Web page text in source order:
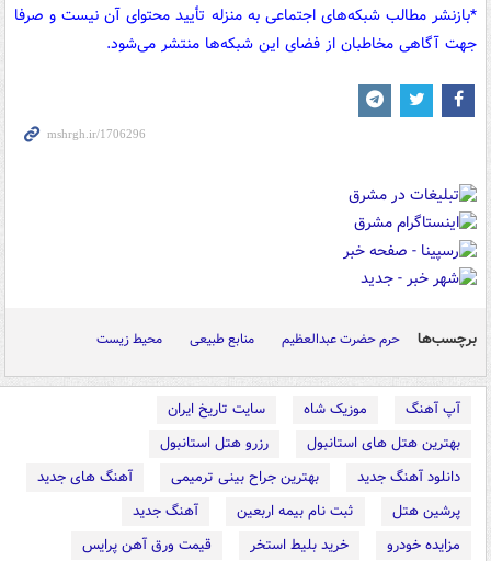
*بازنشر مطالب شبکه‌های اجتماعی به منزله تأیید محتوای آن نیست و صرفا
جهت آگاهی مخاطبان از فضای این شبکه‌ها منتشر می‌شود.
برچسب‌ها حرم حضرت عبدالعظیم منابع طبیعی محیط زیست
آپ آهنگ موزیک شاه
سایت تاریخ ایران
بهترین هتل های استانبول
رزرو هتل استانبول
دانلود آهنگ جدید
بهترین جراح بینی ترمیمی
آهنگ های جدید
پرشین هتل
ثبت نام بیمه اربعین
آهنگ جدید
مزایده خودرو
خرید بلیط استخر
قیمت ورق آهن پرایس